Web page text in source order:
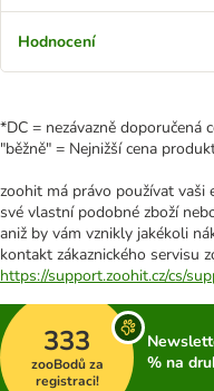
Hodnocení
*DC = nezávazně doporučená
"běžně" = Nejnižší cena
zoohit má právo používat vaši
své vlastní podobné zboží
aniž by vám vznikly jakékoli
kontakt zákaznického servisu
https://support.zoohit.cz/cs/
333
zooBodů za
registraci!
% na